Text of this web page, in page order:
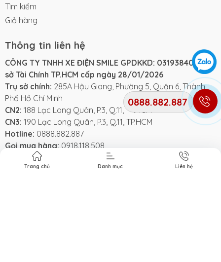
Tìm kiếm
Giỏ hàng
Thông tin liên hệ
CÔNG TY TNHH XE ĐIỆN SMILE GPDKKD: 0319384061 do
sở Tài Chính TP.HCM cấp ngày 28/01/2026
Trụ sở chính: 285A Hậu Giang, Phường 5, Quận 6, Thành
Phố Hồ Chí Minh
CN2: 188 Lạc Long Quân, P.3, Q.11, TP.HCM
CN3: 190 Lạc Long Quân, P.3, Q.11, TP.HCM
Hotline: 0888.882.887
Gọi mua hàng: 0918.118.508
Hỗ trợ kỹ thuật 24/7:
0969.823.528
Email:Xediensmile@gmai.com
0888.882.887
Trang chủ Danh mục Liên hệ